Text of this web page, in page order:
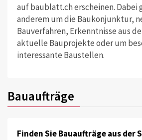
auf baublatt.ch erscheinen. Dabei
anderem um die Baukonjunktur,
Bauverfahren, Erkenntnisse aus
aktuelle Bauprojekte oder um
interessante Baustellen.
Bauaufträge
Finden Sie Bauaufträge aus der